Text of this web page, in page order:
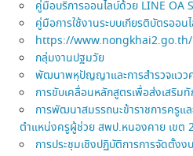
คู่มือบริการออนไลบ์ด้วย LINE OA
คู่มือการใช้งานระบบเกียรติบัตรออ
https://
กลุ่มงานปฐมวัย
พัฒนาพหุปัญญาและการสำรวจแวว
การขับเคลื่อนหลักสูตรเพื่อส่งเสริม
การพัฒนาสมรรถนะข้าราชการครูแ
ตำแหน่งครูผู้ช่วย สพป.หนองคาย เขต
การประชุมเชิงปฏิบัติการการจัดตั้งง